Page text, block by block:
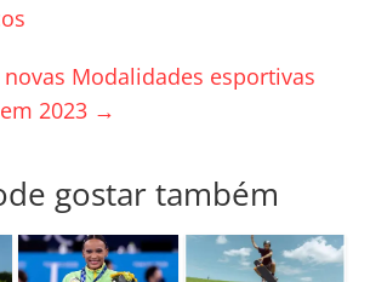
novas Modalidades esportivas
2023 →
gostar também